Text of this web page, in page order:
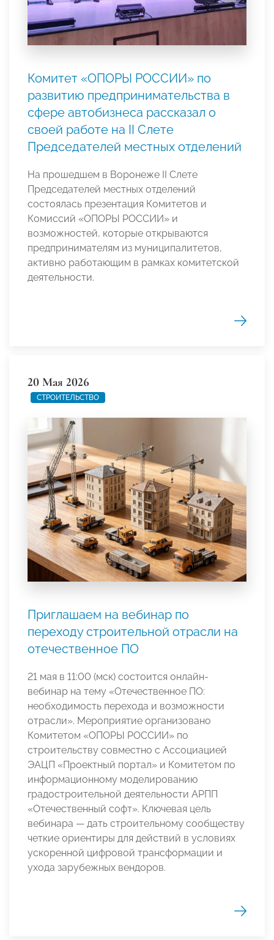
Комитет «ОПОРЫ РОССИИ» по
развитию предпринимательства в
сфере автобизнеса рассказал о
своей работе на II Слете
Председателей местных отделений
На прошедшем в Воронеже II Слете
Председателей местных отделений
состоялась презентация Комитетов и
Комиссий «ОПОРЫ РОССИИ» и
возможностей, которые открываются
предпринимателям из муниципалитетов,
активно работающим в рамках комитетской
деятельности.
20 Мая 2026
СТРОИТЕЛЬСТВО
Приглашаем на вебинар по
переходу строительной отрасли на
отечественное ПО
21 мая в 11:00 (мск) состоится онлайн-
вебинар на тему «Отечественное ПО:
необходимость перехода и возможности
отрасли». Мероприятие организовано
Комитетом «ОПОРЫ РОССИИ» по
строительству совместно с Ассоциацией
ЭАЦП «Проектный портал» и Комитетом по
информационному моделированию
градостроительной деятельности АРПП
«Отечественный софт». Ключевая цель
вебинара — дать строительному сообществу
четкие ориентиры для действий в условиях
ускоренной цифровой трансформации и
ухода зарубежных вендоров.